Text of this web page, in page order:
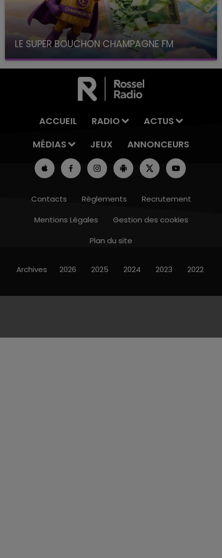
LE SUPER BOUCHON CHAMPAGNE FM
avec La Famille Champagne FM, à 8H10
ACCUEIL RADIO
ACTUS
MÉDIAS
JEUX ANNONCEURS
Contacts Règlements
Recrutement
Mentions Légales
Gestion des cookies
Plan du site
Archives 2026 2025 2024 2023 2022